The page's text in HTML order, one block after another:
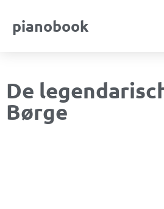
pianobook
De
Børge